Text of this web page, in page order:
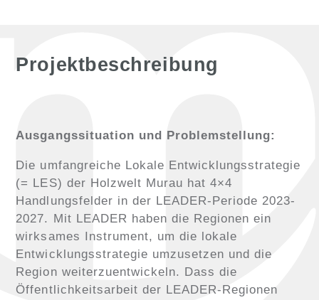
Projektbeschreibung
Ausgangssituation und Problemstellung:
Die umfangreiche Lokale Entwicklungsstrategie
(= LES) der Holzwelt Murau hat 4×4
Handlungsfelder in der LEADER-Periode 2023-
2027. Mit LEADER haben die Regionen ein
wirksames Instrument, um die lokale
Entwicklungsstrategie umzusetzen und die
Region weiterzuentwickeln. Dass die
Öffentlichkeitsarbeit der LEADER-Regionen